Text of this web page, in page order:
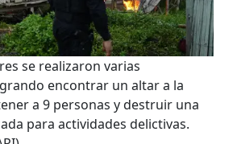
se realizaron varias
encontrar un altar a la
a 9 personas y destruir una
para actividades delictivas.